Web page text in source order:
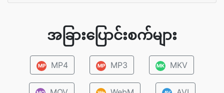
အခြားပြောင်းစက်များ
MP MP4 MP MP3 MK MKV